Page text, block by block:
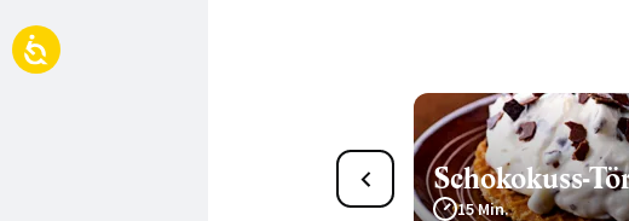
Schokokuss-
15 Min.